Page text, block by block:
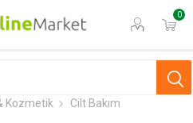
0
Kozmetik Cilt Bakım